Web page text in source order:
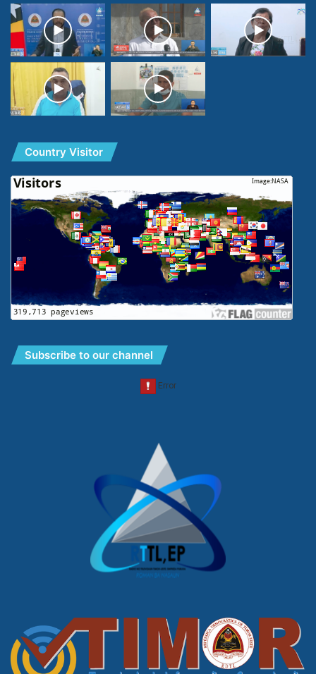
Country Visitor
Subscribe to our channel